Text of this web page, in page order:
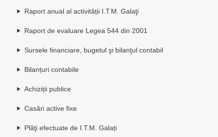
Raport anual al activității I.T.M. Galaţi
Raport de evaluare Legea 544 din 2001
Sursele financiare, bugetul şi bilanţul contabil
Bilanțuri contabile
Achiziții publice
Casări active fixe
Plăţi efectuate de I.T.M. Galați